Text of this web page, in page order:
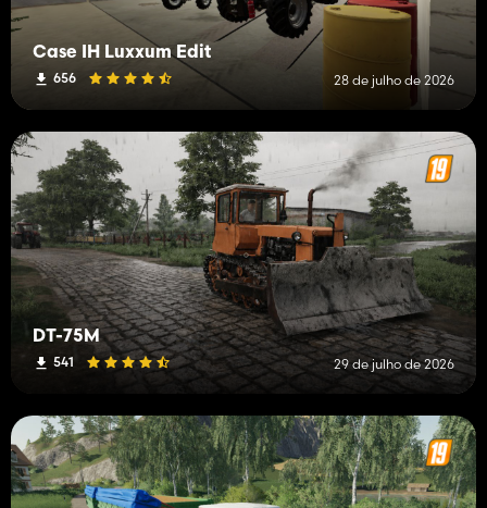
Case IH Luxxum Edit
656 28 de julho de 2026
DT-75M
541 29 de julho de 2026